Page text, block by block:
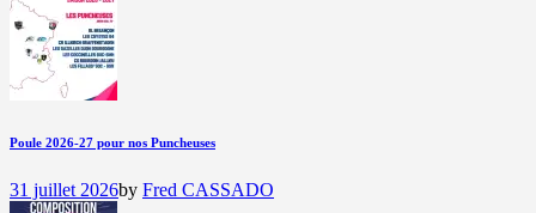
Poule 2026-27 pour nos Puncheuses
31 juillet 2026by Fred CASSADO